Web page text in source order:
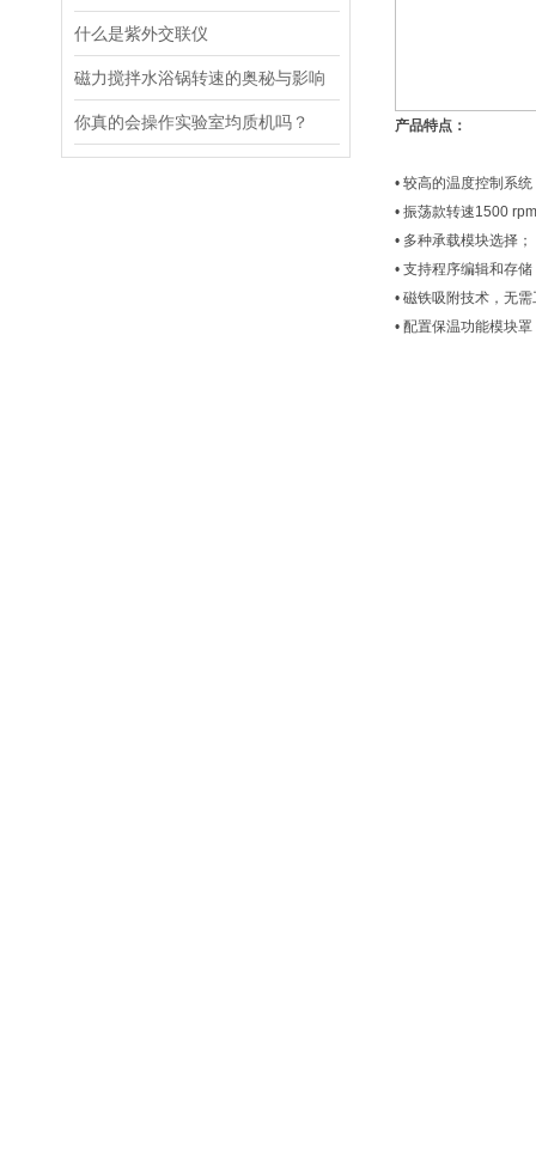
什么是紫外交联仪
磁力搅拌水浴锅转速的奥秘与影响
你真的会操作实验室均质机吗？ 产品特点：
• 较高的温度控制系统
• 振荡款转速1500
• 多种承载模块选择；
• 支持程序编辑和存储
• 磁铁吸附技术，无
• 配置保温功能模块